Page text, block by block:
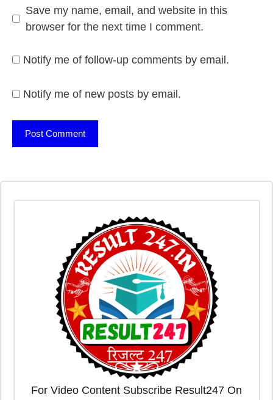
Save my name, email, and website in this
browser for the next time I comment.
Notify me of follow-up comments by email.
Notify me of new posts by email.
For Video Content Subscribe Result247 On